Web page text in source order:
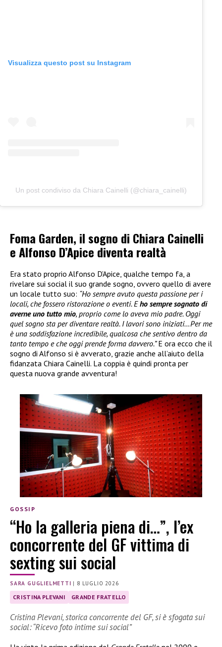
Visualizza questo post su Instagram
Un post condiviso da Chiara Cainelli (@chiara_cainelli)
Foma Garden, il sogno di Chiara Cainelli
e Alfonso D’Apice diventa realtà
Era stato proprio Alfonso D’Apice, qualche tempo fa, a
rivelare sui social il suo grande sogno, ovvero quello di avere
un locale tutto suo: “Ho sempre avuto questa passione per i
locali, che fossero ristorazione o eventi. Eho sempre sognato di
averne uno tutto mio, proprio come lo aveva mio padre. Oggi
quel sogno sta per diventare realtà. I lavori sono iniziati…Per me
è una soddisfazione incredibile, qualcosa che sentivo dentro da
tanto tempo e che oggi prende forma davvero.”E ora ecco che il
sogno di Alfonso si è avverato, grazie anche all’aiuto della
fidanzata Chiara Cainelli. La coppia è quindi pronta per
questa nuova grande avventura!
GOSSIP
“Ho la galleria piena di…”, l’ex
concorrente del GF vittima di
sexting sui social
SARA GUGLIELMETTI | 8 LUGLIO 2026
CRISTINA PLEVANI GRANDE FRATELLO
Cristina Plevani, storica concorrente del GF, si è sfogata sui
social: “Ricevo foto intime sui social”